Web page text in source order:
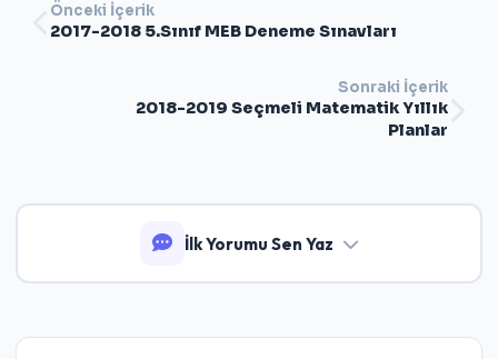
Önceki İçerik
2017-2018 5.Sınıf MEB Deneme Sınavları
Sonraki İçerik
2018-2019 Seçmeli Matematik Yıllık
Planlar
İlk Yorumu Sen Yaz